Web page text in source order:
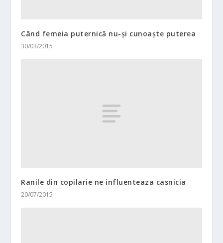
Când femeia puternică nu-şi cunoaşte puterea
30/03/2015
Ranile din copilarie ne influenteaza casnicia
20/07/2015